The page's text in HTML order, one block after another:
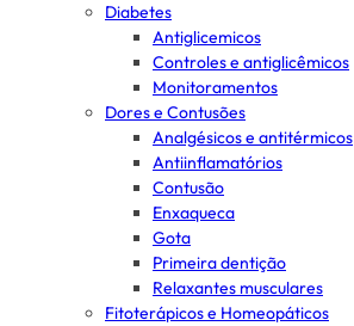
Diabetes
Antiglicemicos
Controles e antiglicêmicos
Monitoramentos
Dores e Contusões
Analgésicos e antitérmicos
Antiinflamatórios
Contusão
Enxaqueca
Gota
Primeira dentição
Relaxantes musculares
Fitoterápicos e Homeopáticos